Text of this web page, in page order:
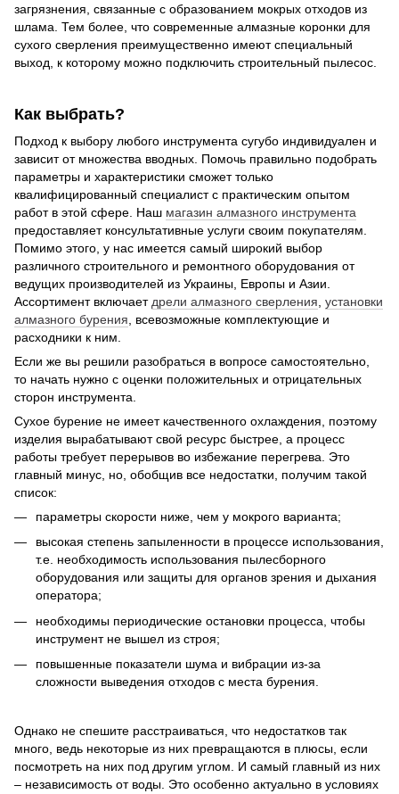
загрязнения, связанные с образованием мокрых отходов из
шлама. Тем более, что современные алмазные коронки для
сухого сверления преимущественно имеют специальный
выход, к которому можно подключить строительный пылесос.
Как выбрать?
Подход к выбору любого инструмента сугубо индивидуален и
зависит от множества вводных. Помочь правильно подобрать
параметры и характеристики сможет только
квалифицированный специалист с практическим опытом
работ в этой сфере. Наш магазин алмазного инструмента
предоставляет консультативные услуги своим покупателям.
Помимо этого, у нас имеется самый широкий выбор
различного строительного и ремонтного оборудования от
ведущих производителей из Украины, Европы и Азии.
Ассортимент включает дрели алмазного сверления установки
алмазного бурения , всевозможные комплектующие и
расходники к ним.
Если же вы решили разобраться в вопросе самостоятельно,
то начать нужно с оценки положительных и отрицательных
сторон инструмента.
Сухое бурение не имеет качественного охлаждения, поэтому
изделия вырабатывают свой ресурс быстрее, а процесс
работы требует перерывов во избежание перегрева. Это
главный минус, но, обобщив все недостатки, получим такой
список:
параметры скорости ниже, чем у мокрого варианта;
высокая степень запыленности в процессе использования,
т.е. необходимость использования пылесборного
оборудования или защиты для органов зрения и дыхания
оператора;
необходимы периодические остановки процесса, чтобы
инструмент не вышел из строя;
повышенные показатели шума и вибрации из-за
сложности выведения отходов с места бурения.
Однако не спешите расстраиваться, что недостатков так
много, ведь некоторые из них превращаются в плюсы, если
посмотреть на них под другим углом. И самый главный из них
– независимость от воды. Это особенно актуально в условиях